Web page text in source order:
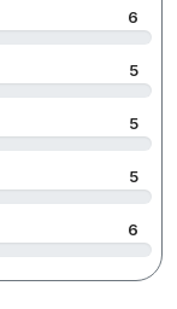
6
5
5
5
6